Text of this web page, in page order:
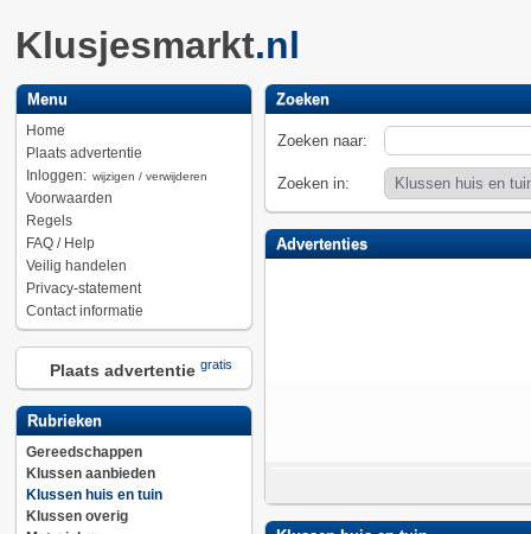
Klusjesmarkt.nl
Menu
Home
Plaats advertentie
Inloggen: wijzigen / verwijderen
Voorwaarden
Regels
FAQ / Help
Veilig handelen
Privacy-statement
Contact informatie
Plaats advertentie gratis
Rubrieken
Gereedschappen
Klussen aanbieden
Klussen huis en tuin
Klussen overig
Zoeken
Zoeken naar:
Zoeken in:
Advertenties